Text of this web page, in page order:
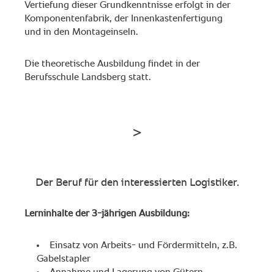
Vertiefung dieser Grundkenntnisse erfolgt in der
Komponentenfabrik, der Innenkastenfertigung
und in den Montageinseln.
Die theoretische Ausbildung findet in der
Berufsschule Landsberg statt.
Der Beruf für den interessierten Logistiker.
Lerninhalte der 3-jährigen Ausbildung:
Einsatz von Arbeits- und Fördermitteln, z.B.
Gabelstapler